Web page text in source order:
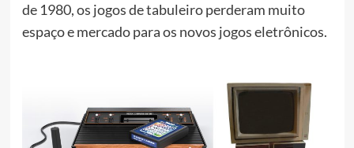
de 1980, os jogos de tabuleiro perderam muito
espaço e mercado para os novos jogos eletrônicos.